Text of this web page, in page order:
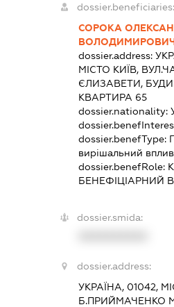
dossier.beneficiaries:
СОРОКА
dossier.address:
МІСТО КИЇВ,
ЄЛИЗАВЕТИ,
КВАРТИРА 65
dossier.nationality:
dossier.benefType:
вирішальний вплив
dossier.benefRole:
БЕНЕФІЦІАРНИЙ
dossier.smida:
dossier.address:
УКРАЇНА, 01042,
Б.ПРИЙМАЧЕНКО